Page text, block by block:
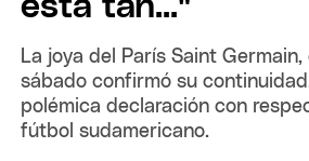
está tan..."
La joya del París Saint
sábado confirmó su
polémica declaración con
fútbol sudamericano.